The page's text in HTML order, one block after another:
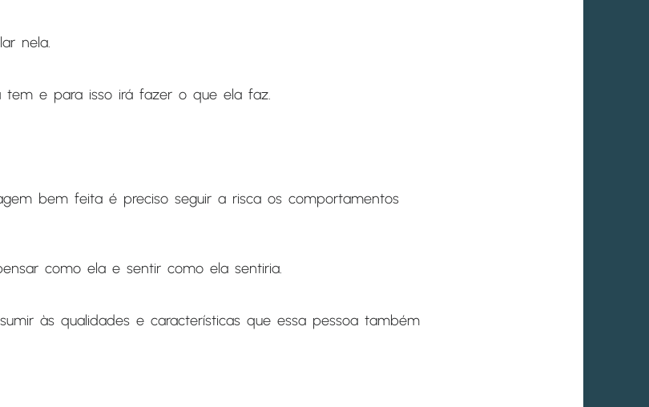
nela.
e para isso irá fazer o que ela faz.
bem feita é preciso seguir a risca os comportamentos
como ela e sentir como ela sentiria.
às qualidades e características que essa pessoa também